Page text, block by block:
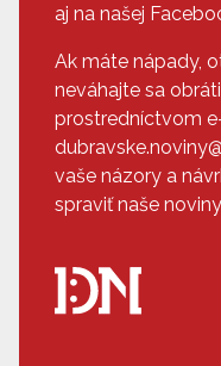
aj na našej
Ak máte nápady,
neváhajte sa
prostredníctvom
vaše názory a
spraviť naše